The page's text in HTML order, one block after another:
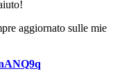
aggiornato sulle mie